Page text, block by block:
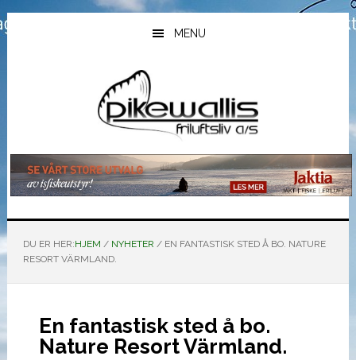
Hopp
til
Hopp
til
Hopp
til
MENU
DU ER HER:HJEM / NYHETER /EN FANTASTISK STED Å BO. NATURE
RESORT VÄRMLAND.
En fantastisk sted å bo.
Nature Resort Värmland.